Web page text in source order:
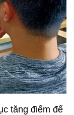
tăng điểm để